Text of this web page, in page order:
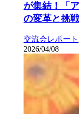
が集結！「
の変革と挑戦
交流会レポート
2026/04/08